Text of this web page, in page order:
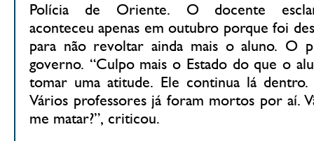
Polícia de Oriente. O docente
aconteceu apenas em outubro porque foi
para não revoltar ainda mais o aluno. O
governo. “Culpo mais o Estado do que o
tomar uma atitude. Ele continua lá
Vários professores já foram mortos por aí.
me matar?”, criticou.